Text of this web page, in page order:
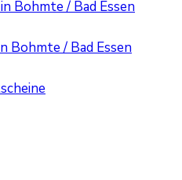
Bohmte / Bad Essen
Bohmte / Bad Essen